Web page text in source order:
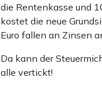
die Rentenkasse und
kostet die neue
Euro fallen an Zinsen
Da kann der
alle vertickt!